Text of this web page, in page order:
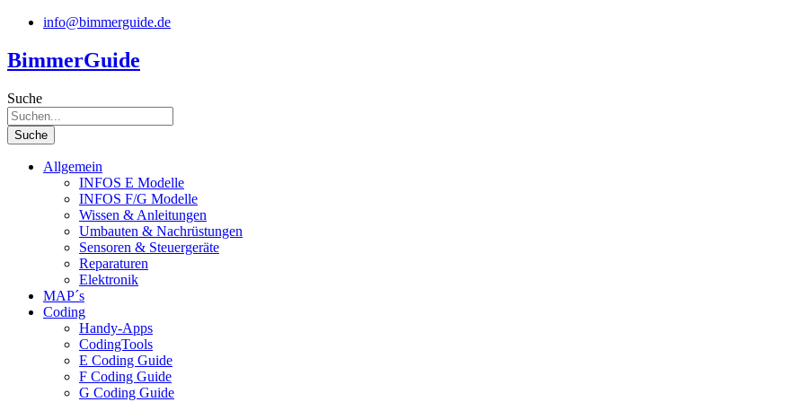
Zum
springen
info@bimmerguide.de
BimmerGuide
Suche
Suche
Allgemein
INFOS E Modelle
INFOS F/G Modelle
Wissen & Anleitungen
Umbauten & Nachrüstungen
Sensoren & Steuergeräte
Reparaturen
Elektronik
MAP´s
Coding
Handy-Apps
CodingTools
E Coding Guide
F Coding Guide
G Coding Guide